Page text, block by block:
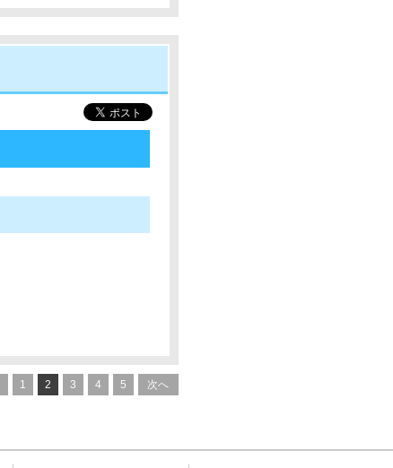
1 2 3 4 5 次へ